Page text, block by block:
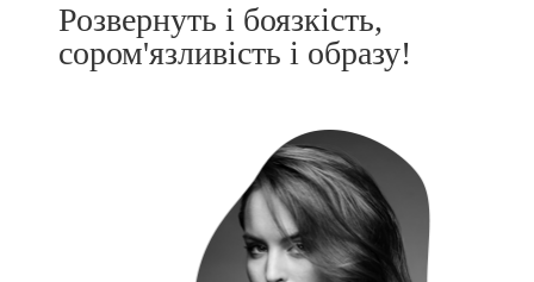
Розвернуть і боязкість,
сором'язливість і образу!